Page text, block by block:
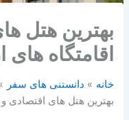
بهترین هتل
اقامتگاه های
خانه
دانستنی های سفر
بهترین هتل های اقتصادی و